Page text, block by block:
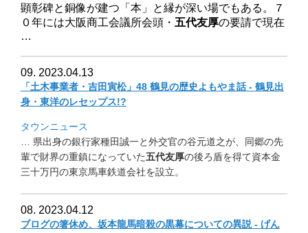
顕彰碑と銅像が建つ「本」と縁が深い場でもある。７
０年には大阪商工会議所会頭・ 五代友厚の要請で現在
…
09. 2023.04.13
「土木事業者・吉田寅松」48 鶴見の歴史よもやま話 - 鶴見出
身・東洋のレセップス!?
タウンニュース
… 県出身の銀行家種田誠一と外交官の谷元道之が、 同郷の先
輩で財界の重鎮になっていた五代友厚の後ろ盾を得て資本金
三十万円の東京馬車鉄道会社を設立。
08. 2023.04.12
ブログの箸休め、坂本龍馬暗殺の黒幕についての異説 - げん